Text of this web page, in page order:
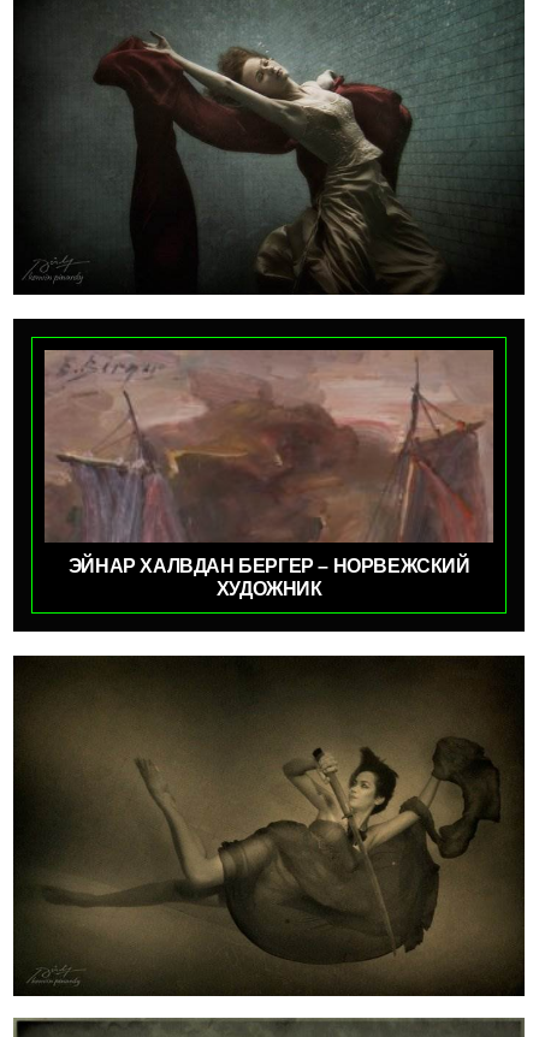
ЭЙНАР ХАЛВДАН БЕРГЕР – НОРВЕЖСКИЙ
ХУДОЖНИК